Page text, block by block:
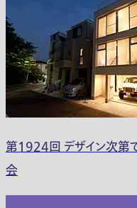
第1924回 デザイン次第
会